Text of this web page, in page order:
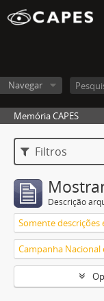
Navegar
Memória CAPES
Filtros
Descrição
Somente